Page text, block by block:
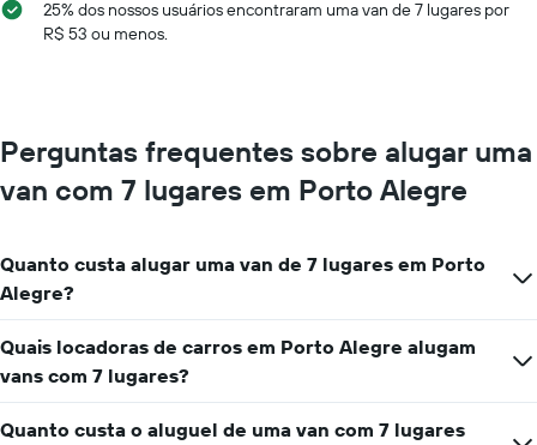
de
carro
eixo
aluguel
carros
tem
1
eixo
Y
exibindo
o
preço
mais
25% dos nossos usuários encontraram uma van de 7 lugares por
R$ 53 ou menos.
Perguntas frequentes sobre alugar uma
van com 7 lugares em Porto Alegre
Quanto custa alugar uma van de 7 lugares em Porto
Alegre?
Quais locadoras de carros em Porto Alegre alugam
vans com 7 lugares?
Quanto custa o aluguel de uma van com 7 lugares